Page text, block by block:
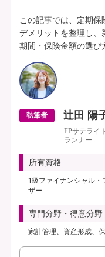
この記事では、定期保
デメリットを整理し、
期間・保険金額の選び
執筆者 辻田 陽
FPサテライ
ランナー
所有資格
1級ファイナンシャル
ザー
専門分野・得意分野
家計管理、資産形成、